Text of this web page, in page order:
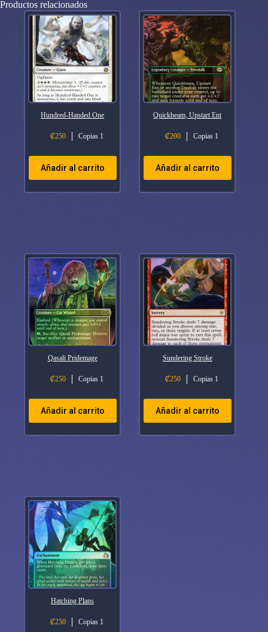
Productos relacionados
Hundred-Handed One
₡250 Copias 1
Añadir al carrito
Quickbeam, Upstart Ent
₡200 Copias 1
Añadir al carrito
Qasali Pridemage
₡250 Copias 1
Añadir al carrito
Sundering Stroke
₡250 Copias 1
Añadir al carrito
Hatching Plans
₡250 Copias 1